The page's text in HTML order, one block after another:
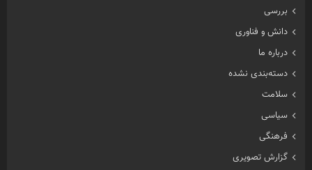
بررسی
دانش و فناوری
درباره ما
دسته‌بندی نشده
سلامت
سیاسی
فرهنگی
گزارش تصویری